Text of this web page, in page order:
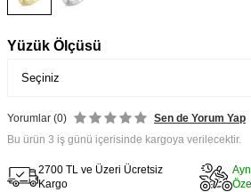
Yüzük Ölçüsü
Yorumlar (0)
Sen de Yorum Yap
Bu ürün 3 iş günü içerisinde kargoya verilecektir.
2700 TL ve Üzeri Ücretsiz
Kargo